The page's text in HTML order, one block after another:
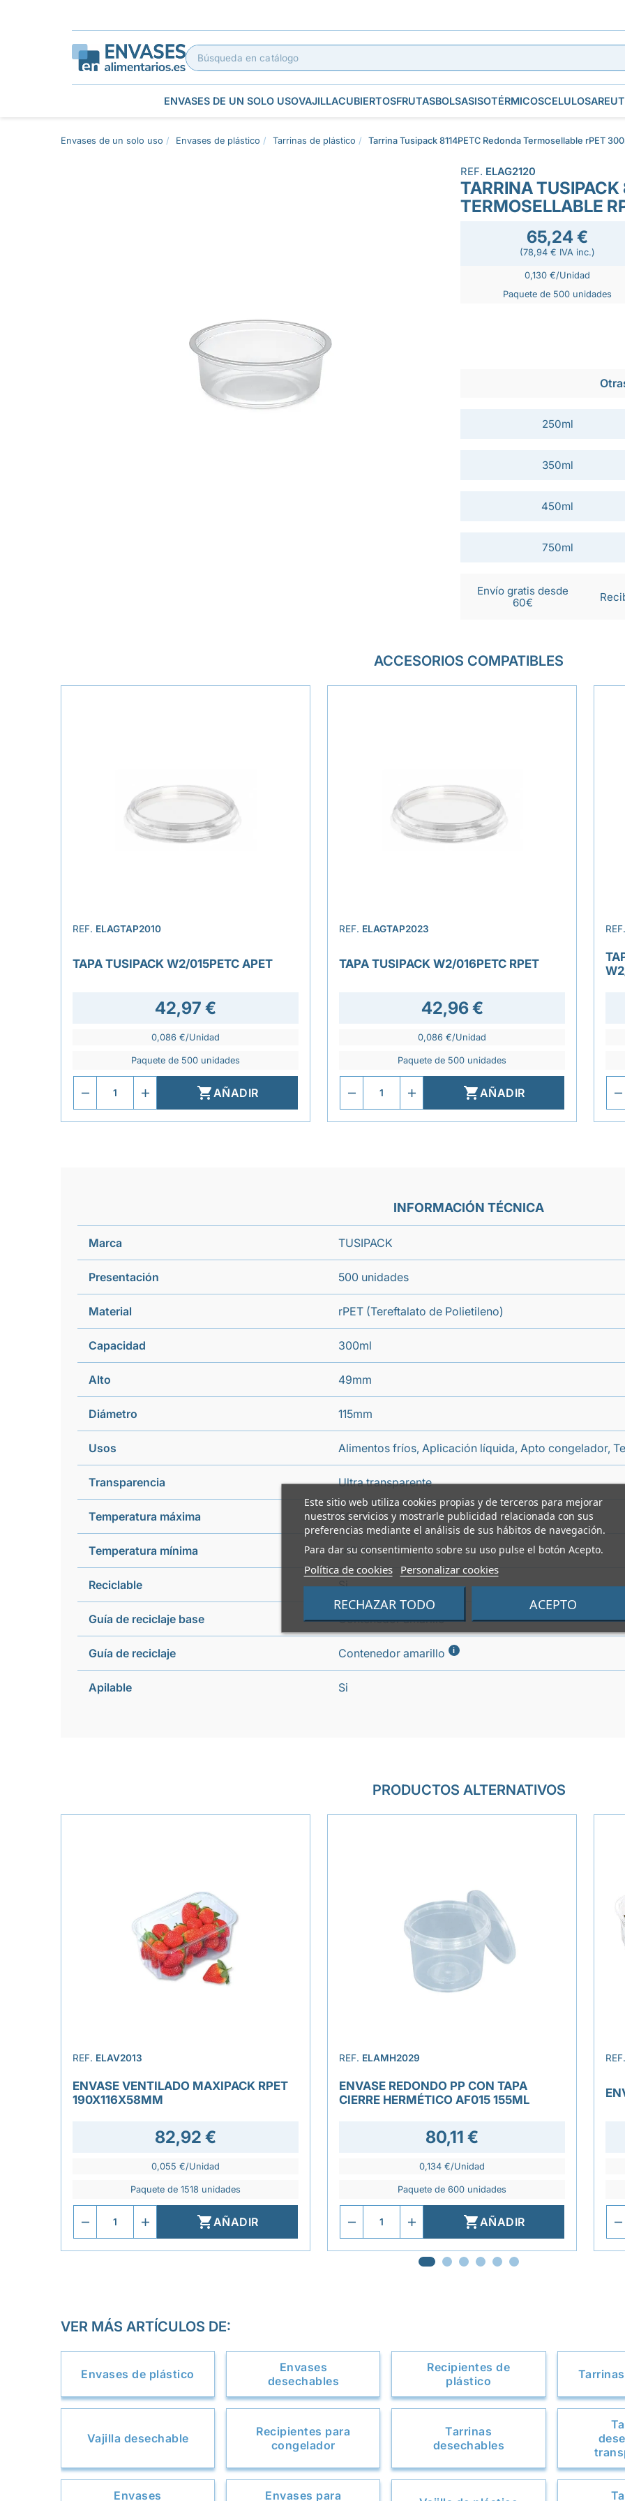
ENVASES DE UN SOLO USOVAJILLACUBIERTOSFRUTASBOLSASISOTÉRMICOSCELULOSA
Este sitio web utiliza cookies propias y de terceros para mejorar
nuestros servicios y mostrarle publicidad relacionada con sus
preferencias mediante el análisis de sus hábitos de navegación.
Para dar su consentimiento sobre su uso pulse el botón Acepto.
Política de cookies Personalizar cookies
RECHAZAR TODO ACEPTO
Envases de un solo uso Envases de plástico Tarrinas de plástico Tarrina Tusipack 8114PETC Redonda Termosellable rPET
REF. ELAG2120
TARRINA TUSIPACK
TERMOSELLABLE
65,24 €
(78,94 € IVA inc.)
0,130 €/Unidad
Paquete de 500 unidades
250ml
350ml
450ml
750ml
Envío gratis desde
60€
ACCESORIOS COMPATIBLES
REF. ELAGTAP2010
TAPA TUSIPACK W2/015PETC APET
42,97 €
0,086 €/Unidad
Paquete de 500 unidades
AÑADIR
REF. ELAGTAP2023
TAPA TUSIPACK W2/016PETC RPET
42,96 €
0,086 €/Unidad
Paquete de 500 unidades
AÑADIR
REF.
INFORMACIÓN TÉCNICA
Marca TUSIPACK
Presentación 500 unidades
Material rPET (Tereftalato de Polietileno)
Capacidad 300ml
Alto 49mm
Diámetro 115mm
Usos Alimentos fríos, Aplicación líquida, Apto congelador,
Transparencia Ultra transparente
Temperatura máxima 60 °C
Temperatura mínima -40 °C
Reciclable Si
Guía de reciclaje base Contenedor amarillo
Guía de reciclaje Contenedor amarillo i
Apilable Si
PRODUCTOS ALTERNATIVOS
REF. ELAV2013
ENVASE VENTILADO MAXIPACK RPET
190X116X58MM
82,92 €
0,055 €/Unidad
Paquete de 1518 unidades
AÑADIR
REF. ELAMH2029
ENVASE REDONDO PP CON TAPA
CIERRE HERMÉTICO AF015 155ML
80,11 €
0,134 €/Unidad
Paquete de 600 unidades
AÑADIR
REF.
VER MÁS ARTÍCULOS DE:
Envases de plástico
Envases
desechables
Recipientes de
plástico
Vajilla desechable
Recipientes para
congelador
Tarrinas
desechables
Envases Envases para